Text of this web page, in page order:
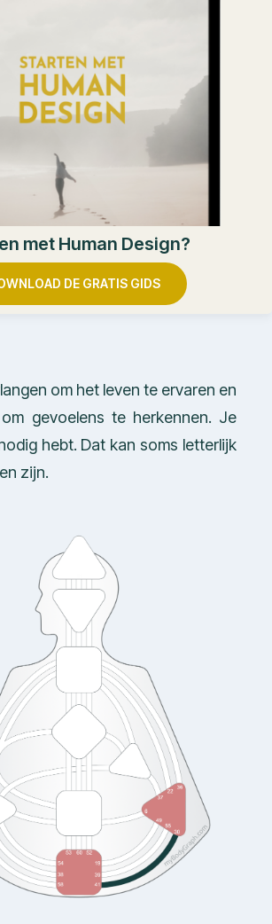
met Human Design?
DE GRATIS GIDS
om het leven te ervaren en
gevoelens te herkennen. Je
hebt. Dat kan soms letterlijk
zijn.